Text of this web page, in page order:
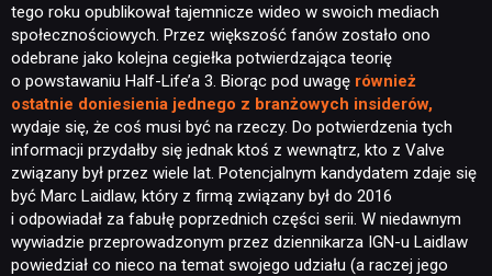
tego roku opublikował tajemnicze wideo w swoich mediach
społecznościowych. Przez większość fanów zostało ono
odebrane jako kolejna cegiełka potwierdzająca teorię
o powstawaniu Half-Life’a 3. Biorąc pod uwagę również
ostatnie doniesienia jednego z branżowych insiderów,
wydaje się, że coś musi być na rzeczy. Do potwierdzenia tych
informacji przydałby się jednak ktoś z wewnątrz, kto z Valve
związany był przez wiele lat. Potencjalnym kandydatem zdaje się
być Marc Laidlaw, który z firmą związany był do 2016
i odpowiadał za fabułę poprzednich części serii. W niedawnym
wywiadzie przeprowadzonym przez dziennikarza IGN-u Laidlaw
powiedział co nieco na temat swojego udziału (a raczej jego